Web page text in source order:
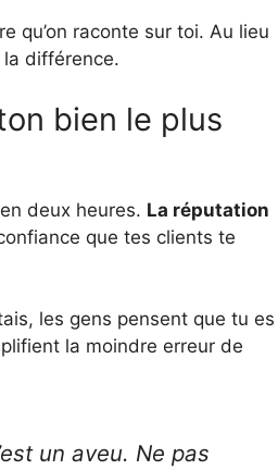
qu’on raconte sur toi. Au lieu
la différence.
bien le plus
deux heures. La réputation
que tes clients te
les gens pensent que tu es
la moindre erreur de
un aveu. Ne pas